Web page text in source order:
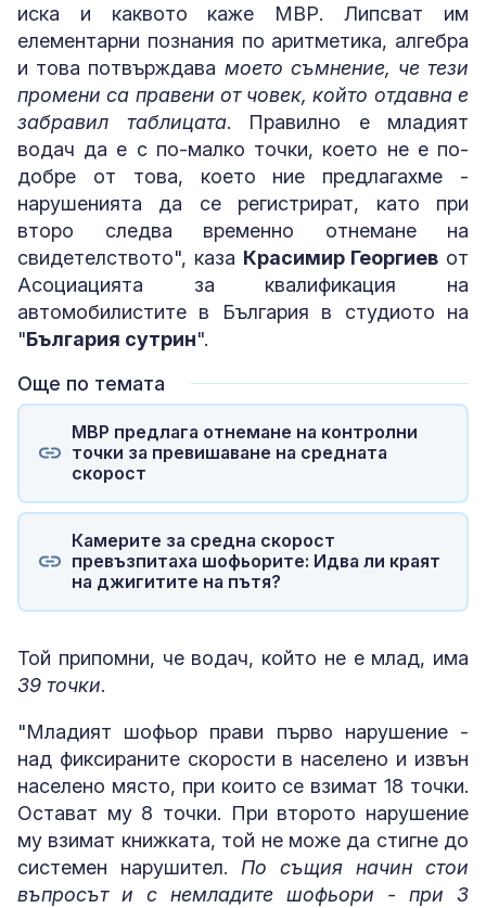
иска и каквото каже МВР. Липсват им
елементарни познания по аритметика, алгебра
и това потвърждава моето съмнение, че тези
промени са правени от човек, който отдавна е
забравил таблицата. Правилно е младият
водач да е с по-малко точки, което не е по-
добре от това, което ние предлагахме -
нарушенията да се регистрират, като при
второ следва временно отнемане на
свидетелството", каза Красимир Георгиев от
Асоциацията за квалификация на
автомобилистите в България в студиото на
"България сутрин".
Още по темата
МВР предлага отнемане на контролни
точки за превишаване на средната
скорост
Камерите за средна скорост
превъзпитаха шофьорите: Идва ли краят
на джигитите на пътя?
Той припомни, че водач, който не е млад, има
39 точки.
"Младият шофьор прави първо нарушение -
над фиксираните скорости в населено и извън
населено място, при които се взимат 18 точки.
Остават му 8 точки. При второто нарушение
му взимат книжката, той не може да стигне до
системен нарушител. По същия начин стои
въпросът и с немладите шофьори - при 3